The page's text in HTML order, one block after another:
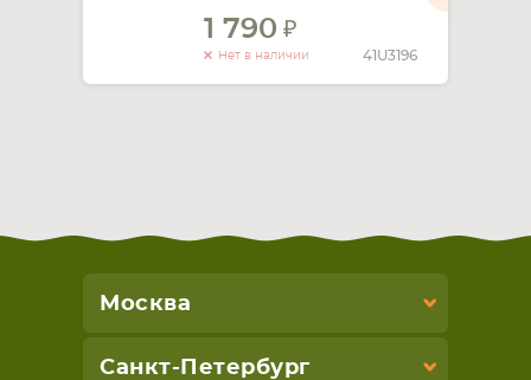
1 790
Нет в наличии 41U3196
Москва
Санкт-Петербург